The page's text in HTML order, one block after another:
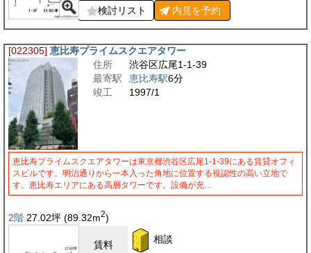
検討リスト 内見を予約
[022305] 恵比寿プライムスクエアタワー
住所
渋谷区広尾1-1-39
最寄駅
恵比寿駅6分
竣工
1997/1
恵比寿プライムスクエアタワーは東京都渋谷区広尾1-1-39にある賃貸オフィ
スビルです。明治通りから一本入った角地に位置する視認性の高い立地で
す。恵比寿エリアにある高層タワーです。設備が充…
2階 27.02坪 (89.32m2)
賃料 相談